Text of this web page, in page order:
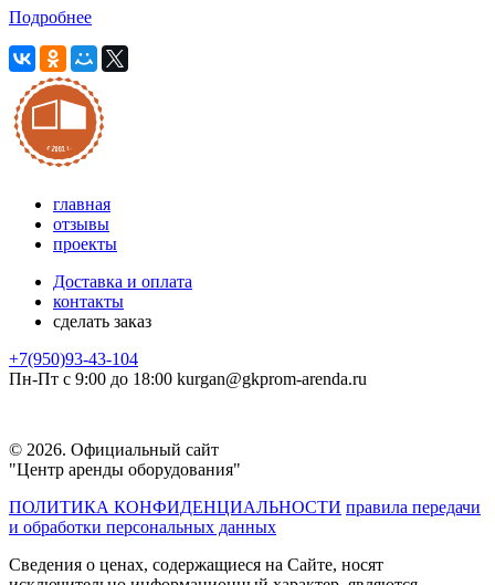
Подробнее
главная
отзывы
проекты
Доставка и оплата
контакты
сделать заказ
+7(950)93-43-104
Пн-Пт с 9:00 до 18:00 kurgan@gkprom-arenda.ru
© 2026. Официальный сайт
"Центр аренды оборудования"
ПОЛИТИКА КОНФИДЕНЦИАЛЬНОСТИ правила передачи
и обработки персональных данных
Сведения о ценах, содержащиеся на Сайте, носят